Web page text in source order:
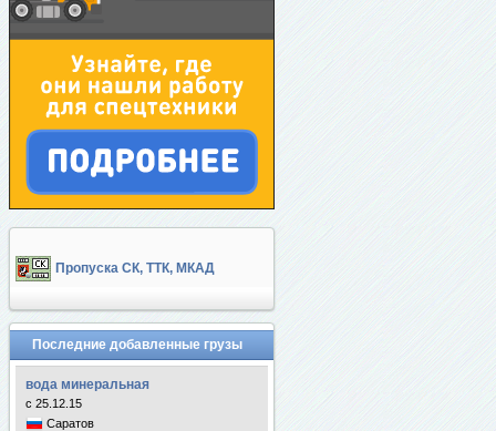
Пропуска СК, ТТК, МКАД
Последние добавленные грузы
вода минеральная
с 25.12.15
Саратов